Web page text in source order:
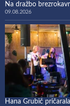
Na dražbo
09.08.2026
Hana Grubič